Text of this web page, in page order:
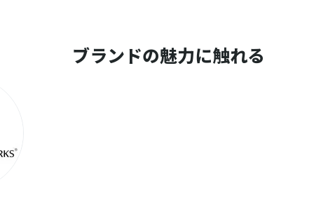
ブランドの魅力に触れる